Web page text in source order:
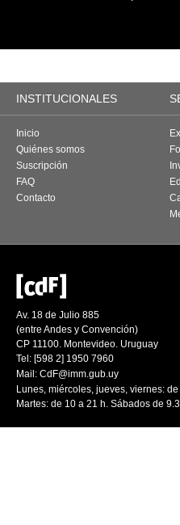
INSTITUCIONALES
Inicio
Quiénes somos
Suscripción
FAQ
Contacto
Av. 18 de Julio 885
(entre Andes y Convención)
CP 11100. Montevideo. Uruguay
Tel: [598 2] 1950 7960
Mail: CdF@imm.gub.uy
Lunes, miércoles, jueves, viernes:
Martes: de 10 a 21 h. Sábados de